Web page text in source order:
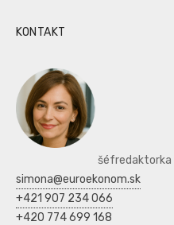
KONTAKT
šéfredaktorka
simona@euroekonom.sk
+421 907 234 066
+420 774 699 168